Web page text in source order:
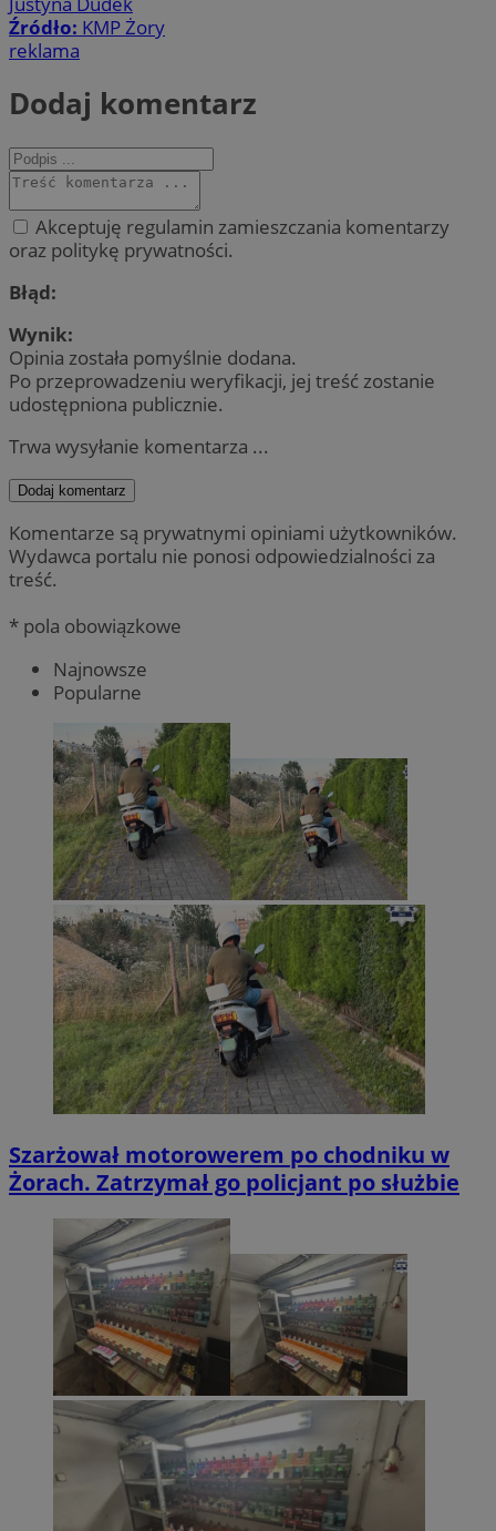
Źródło: KMP Żory
reklama
Dodaj komentarz
Akceptuję regulamin zamieszczania komentarzy
oraz politykę prywatności.
Błąd:
Wynik:
Opinia została pomyślnie dodana.
Po przeprowadzeniu weryfikacji, jej treść zostanie
udostępniona publicznie.
Trwa wysyłanie komentarza ...
Dodaj komentarz
Komentarze są prywatnymi opiniami użytkowników.
Wydawca portalu nie ponosi odpowiedzialności za
treść.
* pola obowiązkowe
Najnowsze
Popularne
Szarżował motorowerem po chodniku w
Żorach. Zatrzymał go policjant po służbie